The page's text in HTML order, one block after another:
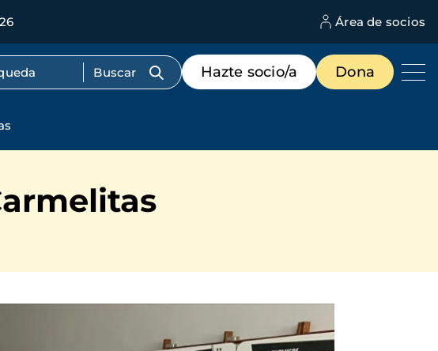
Área de socios
Menú
de
destacados
Hazte socio/a Dona